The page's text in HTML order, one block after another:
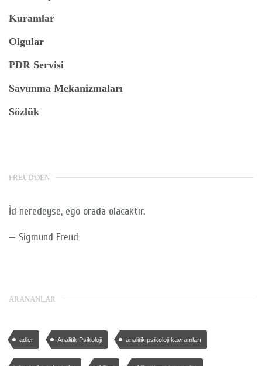
Kuramlar
Olgular
PDR Servisi
Savunma Mekanizmaları
Sözlük
FREUD'DEN
İd neredeyse, ego orada olacaktır.
— Sigmund Freud
ARANANLAR
adler Analitik Psikoloji analitik psikoloji kavramları